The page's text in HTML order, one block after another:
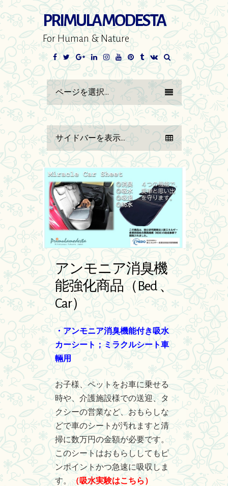
PRIMULA MODESTA
For Human & Nature
Facebook
TwitterGoogle+LinkedIn
InstagramYouTube
Pinterest
Tumblr
VK
ページを選択...
サイドバーを表示...
アンモニア消臭機
能強化商品（Bed 、
Car）
・アンモニア消臭機能付き吸水
カーシート；ミラクルシート車
輛用
お子様、ペットをお車に乗せる
時や、介護施設様での送迎、タ
クシーの営業など、おもらしな
どで車のシートが汚れますと清
掃に数万円の金額が必要です。
このシートはおもらししてもピ
ンポイントかつ急速に吸収しま
す。（吸水実験はこちら）